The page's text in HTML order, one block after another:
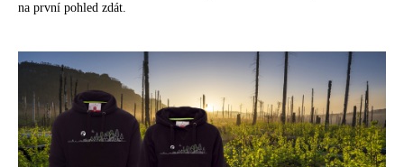
na první pohled zdát.